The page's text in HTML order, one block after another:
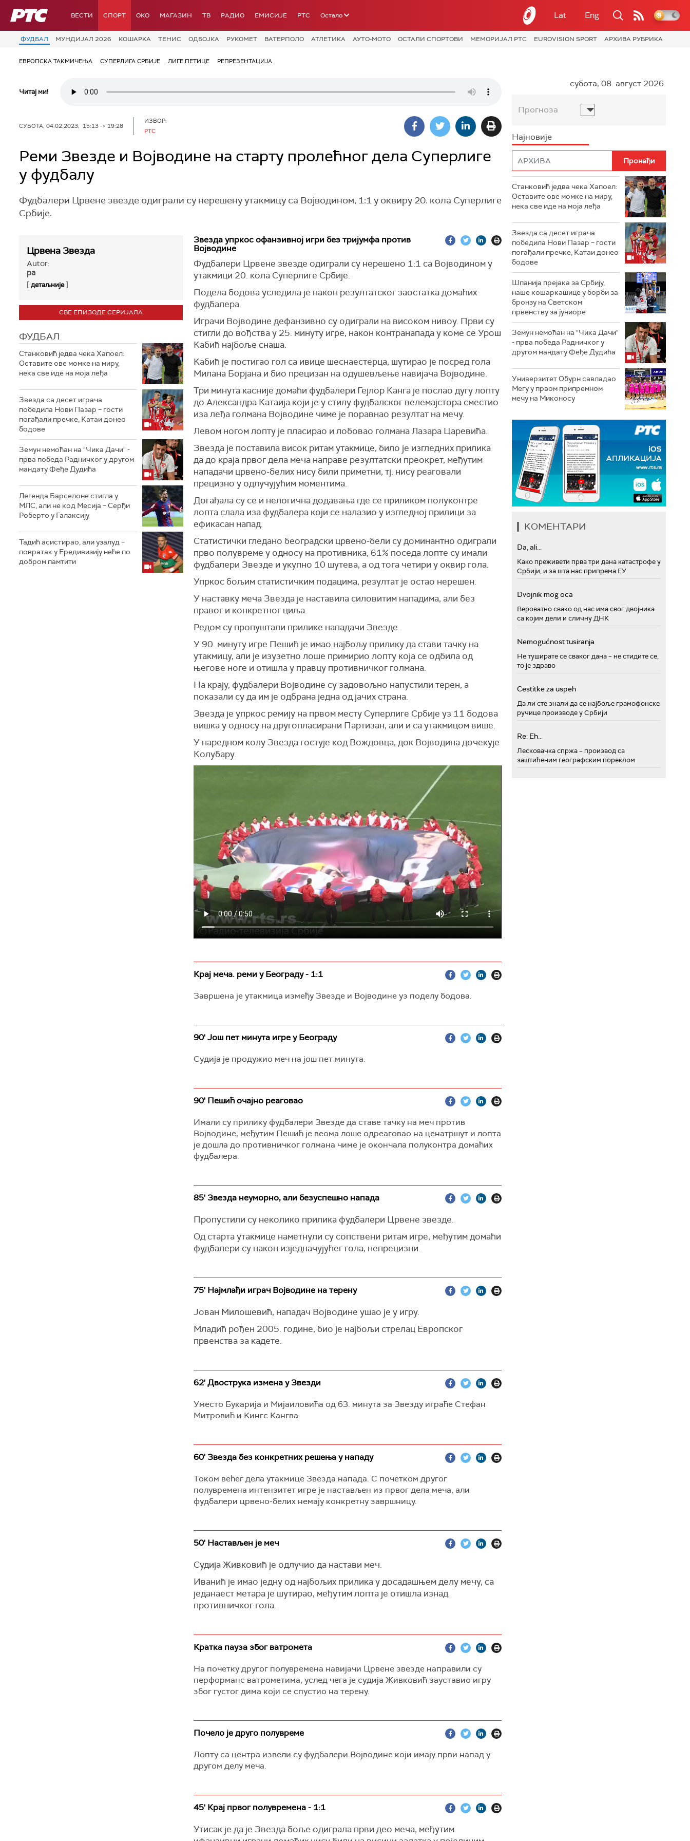
РТС ВЕСТИ СПОРТ OKO МАГАЗИН ТВ РАДИО ЕМИСИЈЕ РТС Остало Lat Eng
ФУДБАЛ МУНДИЈАЛ 2026 КОШАРКА ТЕНИС ОДБОЈКА РУКОМЕТ ВАТЕРПОЛО АТЛЕТИКА АУТО-МОТО ОСТАЛИ СПОРТОВИ МЕМОРИЈАЛ РТС EUROVISION SPORT АРХИВА РУБРИКА
ЕВРОПСКА ТАКМИЧЕЊА СУПЕРЛИГА СРБИЈЕ ЛИГЕ ПЕТИЦЕ РЕПРЕЗЕНТАЦИЈА
Читај ми!
СУБОТА, 04.02.2023, 15:13 -> 19:28
ИЗВОР:
РТС
Реми Звезде и Војводине на старту пролећног дела Суперлиге
у фудбалу
Фудбалери Црвене звезде одиграли су нерешену утакмицу са Војводином, 1:1 у оквиру 20. кола Суперлиге
Србије.
Црвена Звезда
Autor:
ра
[детаљније]
СВЕ ЕПИЗОДЕ СЕРИЈАЛА
ФУДБАЛ
Станковић једва чека Хапоел:
Оставите ове момке на миру,
нека све иде на моја леђа
Звезда са десет играча
победила Нови Пазар – гости
погађали пречке, Катаи донео
бодове
Земун немоћан на "Чика Дачи" -
прва победа Радничког у другом
мандату Феђе Дудића
Легенда Барселоне стигла у
МЛС, али не код Месија – Серђи
Роберто у Галаксију
Тадић асистирао, али узалуд –
повратак у Ередивизију неће по
добром памтити
Звезда упркос офанзивној игри без тријумфа против
Војводине
Фудбалери Црвене звезде одиграли су нерешено 1:1 са Војводином у
утакмици 20. кола Суперлиге Србије.
Подела бодова уследила је након резултатског заостатка домаћих
фудбалера.
Играчи Војводине дефанзивно су одиграли на високом нивоу. Први су
стигли до вођства у 25. минуту игре, након контранапада у коме се Урош
Кабић најбоље снаша.
Кабић је постигао гол са ивице шеснаестерца, шутирао је посред гола
Милана Борјана и био прецизан на одушевљење навијача Војводине.
Три минута касније домаћи фудбалери Гејлор Канга је послао дугу лопту
до Александра Катаија који је у стилу фудбалског велемајстора сместио
иза леђа голмана Војводине чиме је поравнао резултат на мечу.
Левом ногом лопту је пласирао и лобовао голмана Лазара Царевића.
Звезда је поставила висок ритам утакмице, било је изгледних прилика
да до краја првог дела меча направе резултатски преокрет, међутим
нападачи црвено-белих нису били приметни, тј. нису реаговали
прецизно у одлучујућим моментима.
Догађала су се и нелогична додавања где се приликом полуконтре
лопта слала иза фудбалера који се налазио у изгледној прилици за
ефикасан напад.
Статистички гледано београдски црвено-бели су доминантно одиграли
прво полувреме у односу на противника, 61% поседа лопте су имали
фудбалери Звезде и укупно 10 шутева, а од тога четири у оквир гола.
Упркос бољим статистичким подацима, резултат је остао нерешен.
У наставку меча Звезда је наставила силовитим нападима, али без
правог и конкретног циља.
Редом су пропуштали прилике нападачи Звезде.
У 90. минуту игре Пешић је имао најбољу прилику да стави тачку на
утакмицу, али је изузетно лоше примирио лопту која се одбила од
његове ноге и отишла у правцу противничког голмана.
На крају, фудбалери Војводине су задовољно напустили терен, а
показали су да им је одбрана једна од јачих страна.
Звезда је упркос ремију на првом месту Суперлиге Србије уз 11 бодова
вишка у односу на другопласирани Партизан, али и са утакмицом више.
У наредном колу Звезда гостује код Вождовца, док Војводина дочекује
Колубару.
Крај меча. реми у Београду - 1:1
Завршена је утакмица између Звезде и Војводине уз поделу бодова.
90' Још пет минута игре у Београду
Судија је продужио меч на још пет минута.
90' Пешић очајно реаговао
Имали су прилику фудбалери Звезде да ставе тачку на меч против
Војводине, међутим Пешић је веома лоше одреаговао на ценатршут и лопта
је дошла до противничког голмана чиме је окончала полуконтра домаћих
фудбалера.
85' Звезда неуморно, али безуспешно напада
Пропустили су неколико прилика фудбалери Црвене звезде.
Од старта утакмице наметнули су сопствени ритам игре, међутим домаћи
фудбалери су након изједначујућег гола, непрецизни.
75' Најмлађи играч Војводине на терену
Јован Милошевић, нападач Војводине ушао је у игру.
Младић рођен 2005. године, био је најбољи стрелац Европског
првенства за кадете.
62' Двострука измена у Звезди
Уместо Букарија и Мијаиловића од 63. минута за Звезду играће Стефан
Митровић и Kингс Kангва.
60' Звезда без конкретних решења у нападу
Током већег дела утакмице Звезда напада. С почетком другог
полувремена интензитет игре је настављен из првог дела меча, али
фудбалери црвено-белих немају конкретну завршницу.
50' Настављен је меч
Судија Живковић је одлучио да настави меч.
Иванић је имао једну од најбољих прилика у досадашњем делу мечу, са
једанаест метара је шутирао, међутим лопта је отишла изнад
противничког гола.
Кратка пауза због ватромета
На почетку другог полувремена навијачи Црвене звезде направили су
перформанс ватрометима, услед чега је судија Живковић зауставио игру
због густог дима који се спустио на терену.
Почело је друго полувреме
Лопту са центра извели су фудбалери Војводине који имају први напад у
другом делу меча.
45' Крај првог полувремена - 1:1
Утисак је да је Звезда боље одиграла први део меча, међутим
субота, 08. август 2026.
Прогноза
Најновије
Станковић једва чека Хапоел:
Оставите ове момке на миру,
нека све иде на моја леђа
Звезда са десет играча
победила Нови Пазар – гости
погађали пречке, Катаи донео
бодове
Шпанија прејакa за Србију,
наше кошаркашице у борби за
бронзу на Светском
првенству за јуниоре
Земун немоћан на "Чика Дачи"
- прва победа Радничког у
другом мандату Феђе Дудића
Универзитет Обурн савладао
Мегу у првом припремном
мечу на Миконосу
КОМЕНТАРИ
Da, ali...
Како преживети прва три дана катастрофе у
Србији, и за шта нас припрема ЕУ
Dvojnik mog oca
Вероватно свако од нас има свог двојника
са којим дели и сличну ДНК
Nemogućnost tusiranja
Не туширате се сваког дана – не стидите се,
то је здраво
Cestitke za uspeh
Да ли сте знали да се најбоље грамофонске
ручице производе у Србији
Re: Eh...
Лесковачка спржа – производ са
заштићеним географским пореклом